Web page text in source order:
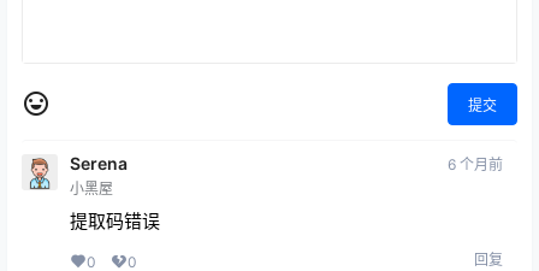
小黑屋
提取码错误
0 0